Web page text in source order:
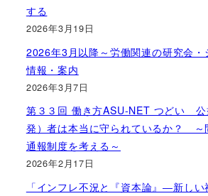
する
2026年3月19日
2026年3月以降～労働関連の研究会・
情報・案内
2026年3月7日
第３３回 働き方ASU-NET つどい 公
発）者は本当に守られているか？ ～
通報制度を考える～
2026年2月17日
「インフレ不況と『資本論』―新しい